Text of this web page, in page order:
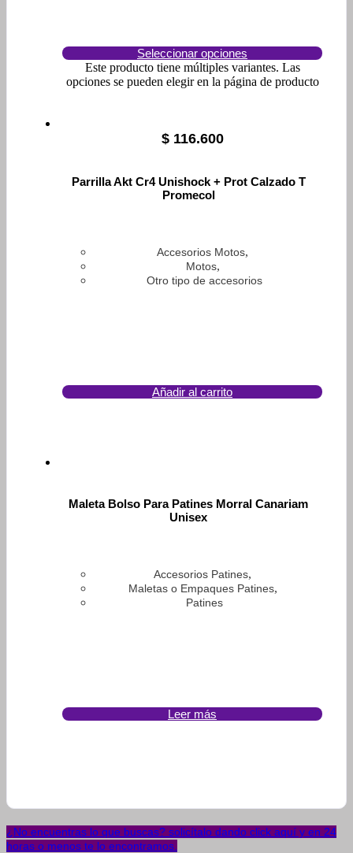
Seleccionar opciones
Este producto tiene múltiples variantes. Las
opciones se pueden elegir en la página de producto
$116.600
Parrilla Akt Cr4 Unishock + Prot Calzado T
Promecol
Accesorios Motos,
Motos,
Otro tipo de accesorios
Añadir al carrito
Maleta Bolso Para Patines Morral Canariam
Unisex
Accesorios Patines,
Maletas o Empaques Patines,
Patines
Leer más
¿No encuentras lo que buscas? solicítalo dando click aquí y en 24
horas o menos te lo encontramos.